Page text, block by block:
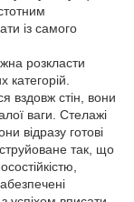
із самого
розкласти
категорій.
вздовж стін, вони
ваги. Стелажі
відразу готові
так, що